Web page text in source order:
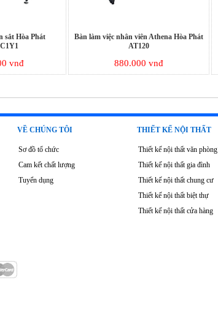
sắt Hòa Phát
vnđ
Bàn làm việc nhân viên Athena Hòa Phát
AT120
880.000 vnđ
VỀ CHÚNG TÔI
Sơ đồ tổ chức
Cam kết chất lượng
Tuyển dụng
THIẾT KẾ NỘI THẤT
Thiết kế nội thất văn phòng
Thiết kế nội thất gia đình
Thiết kế nội thất chung cư
Thiết kế nội thất biệt thự
Thiết kế nội thất cửa hàng